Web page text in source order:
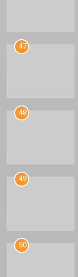
47
48
49
50